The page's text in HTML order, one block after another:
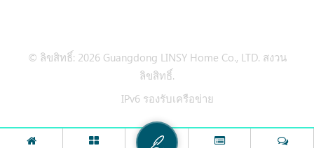
© ลิขสิทธิ์: 2026 Guangdong LINSY Home Co., LTD. สงวน
ลิขสิทธิ์.
IPv6 รองรับเครือข่าย